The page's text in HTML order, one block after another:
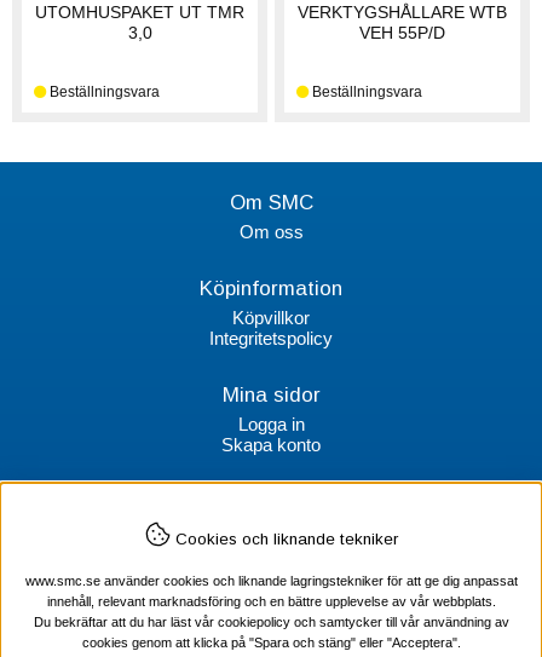
UTOMHUSPAKET UT TMR
3,0
VERKTYGSHÅLLARE WTB
VEH 55P/D
Om SMC
Om oss
Köpinformation
Köpvillkor
Integritetspolicy
Mina sidor
Logga in
Skapa konto
SMC Stockholms Maskincentral AB
100 64 Stockholm
Tel Verktyg: 08-578 55 230
Tel Värmekabel: 08-578 55 240
Cookies och liknande tekniker
www.smc.se använder cookies och liknande lagringstekniker för att ge dig anpassat
innehåll, relevant marknadsföring och en bättre upplevelse av vår webbplats.
Du bekräftar att du har läst vår cookiepolicy och samtycker till vår användning av
cookies genom att klicka på "Spara och stäng" eller "Acceptera".